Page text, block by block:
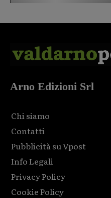
Arno Edizioni Srl
Chi siamo
Contatti
Pubblicità su Vpost
Info Legali
Privacy Policy
Cookie Policy